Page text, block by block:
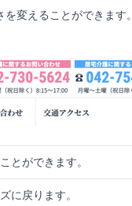
変えることができます。
とができます。
に戻ります。